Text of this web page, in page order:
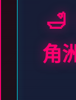
🛁
角